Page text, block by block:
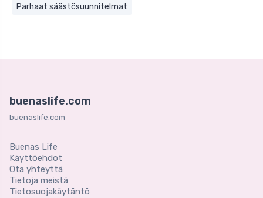
Parhaat säästösuunnitelmat
buenaslife.com
buenaslife.com
Buenas Life
Käyttöehdot
Ota yhteyttä
Tietoja meistä
Tietosuojakäytäntö